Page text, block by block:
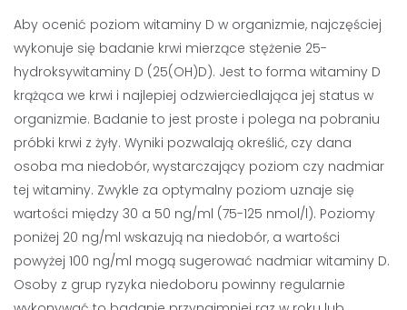
Aby ocenić poziom witaminy D w organizmie, najczęściej
wykonuje się badanie krwi mierzące stężenie 25-
hydroksywitaminy D (25(OH)D). Jest to forma witaminy D
krążąca we krwi i najlepiej odzwierciedlająca jej status w
organizmie. Badanie to jest proste i polega na pobraniu
próbki krwi z żyły. Wyniki pozwalają określić, czy dana
osoba ma niedobór, wystarczający poziom czy nadmiar
tej witaminy. Zwykle za optymalny poziom uznaje się
wartości między 30 a 50 ng/ml (75-125 nmol/l). Poziomy
poniżej 20 ng/ml wskazują na niedobór, a wartości
powyżej 100 ng/ml mogą sugerować nadmiar witaminy D.
Osoby z grup ryzyka niedoboru powinny regularnie